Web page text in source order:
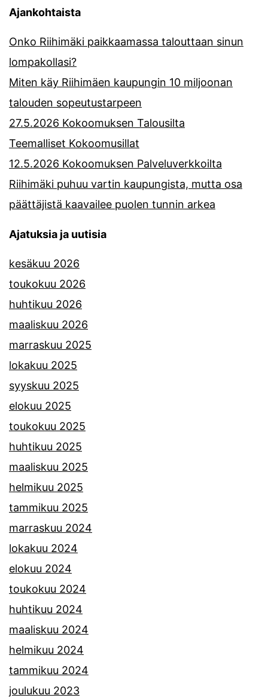
Ajankohtaista
Onko Riihimäki paikkaamassa talouttaan sinun
lompakollasi?
Miten käy Riihimäen kaupungin 10 miljoonan
talouden sopeutustarpeen
27.5.2026 Kokoomuksen Talousilta
Teemalliset Kokoomusillat
12.5.2026 Kokoomuksen Palveluverkkoilta
Riihimäki puhuu vartin kaupungista, mutta osa
päättäjistä kaavailee puolen tunnin arkea
Ajatuksia ja uutisia
kesäkuu 2026
toukokuu 2026
huhtikuu 2026
maaliskuu 2026
marraskuu 2025
lokakuu 2025
syyskuu 2025
elokuu 2025
toukokuu 2025
huhtikuu 2025
maaliskuu 2025
helmikuu 2025
tammikuu 2025
marraskuu 2024
lokakuu 2024
elokuu 2024
toukokuu 2024
huhtikuu 2024
maaliskuu 2024
helmikuu 2024
tammikuu 2024
joulukuu 2023